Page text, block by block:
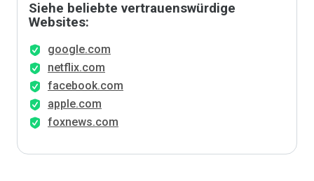
Siehe beliebte vertrauenswürdige
Websites:
google.com
netflix.com
facebook.com
apple.com
foxnews.com